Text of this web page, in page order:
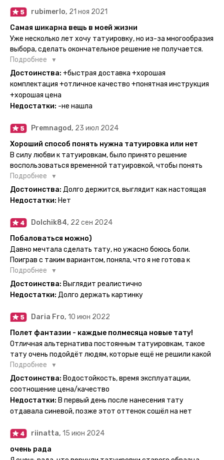
настоящей. Главное, не стараться перевести большую
тату на какой-то маленький участок кожи (например,
запястье) - вследствие чего могут плохо отпечататься
какие-то части рисунка. Но это, скажем так, риски, которые
вы берёте на себя сами ;)
rubimerlo, 21 ноя 2021
Самая шикарна вещь в моей жизни
Уже несколько лет хочу татуировку, но из-за многообразия
выбора, сделать окончательное решение не получается.
Поэтому everink стали для меня настоящей находкой. Как
только тату пришли, я сразу понеслась их забирать. Хочу
отметить, что у everink очень большой выбор мест для
доставки, что значительно упрощает процесс получения
тату. Посылка была упакованна в бумажный плотный
конверт, внутри оказалась ещё одна упаковка с
дизайнерским принтом. Комплектация набора: сами тату,
упакованные в специальные пакетики, салфетки,
инструкция по нанесению. Всё выглядит очень мило. Я уже
нанесла одну из них и сейчас жду результата. Всё очень
понятно объяснено, отдельным плюсом для меня стала
картинка с обозначениями тех мечт, где тату будет
держаться дольше всего. В общем всём советую и
рекомендую, буду заказывать ещё))
Подробнее
Достоинства: +быстрая доставка +хорошая
комплектация +отличное качество +понятная инструкция
+хорошая цена
Недостатки: -не нашла
Premnagod, 23 июл 2024
Хороший способ понять нужна татуировка или нет
В силу любви к татуировкам, было принято решение
воспользоваться временной татуировкой, чтобы понять
хочется набивать настоящую или нет, как оказалось
смысла набивать нет, ведь можно постоянно делать
временные татуировки и в случае если одна не понравится
больше ничего и не нужно.
Подробнее
Достоинства: Долго держится, выглядит как настоящая
Недостатки: Нет
Dolchik84, 22 сен 2024
Побаловаться можно)
Давно мечтала сделать тату, но ужасно боюсь боли.
Поиграв с таким вариантом, поняла, что я не готова к
постоянной тату. Поэтому благодарю, что есть такая
возможность. Муж смог сделать тату в нескольких местах
одной картинкой).
Подробнее
Достоинства: Выглядит реалистично
Недостатки: Долго держать картинку
Daria Fro, 10 июн 2022
Полет фантазии - каждые полмесяца новые тату!
Отличная альтернатива постоянным татуировкам, такое
тату очень подойдёт людям, которые ещё не решили какой
эскиз им подойдёт на всю жизнь - продукт еверинк
держится на теле до 2 недель - после нанесения не нужно
бояться мочить такие тату, вода их так просто не смоет. К
рисункам прикладывается инструкция, но я предпочла
другой способ нанесения - оставила наклейку на теле на
ночь, чтобы точно перестраховаться - на утро эффект
сразу же проявился. На неподвижных частях тела тату
носится дольше, поэтому нужно обдуманно выбирать куда
её стоит наносить. Когда рисунок начнёт стираться -
Подробнее
Достоинства: Водостойкость, время эксплуатации,
соотношение цена/качество
Недостатки: В первый день после нанесения тату
отдавала синевой, позже этот оттенок сошёл на нет
riinatta, 15 июн 2024
очень рада